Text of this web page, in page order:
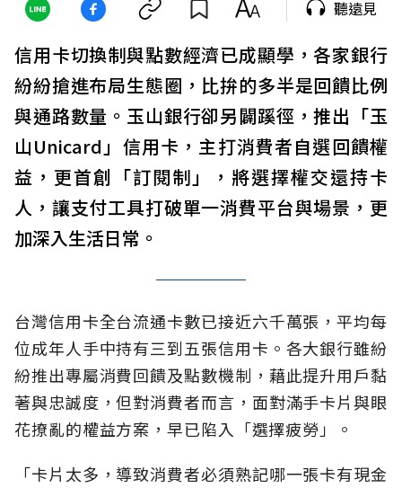
聽遠見
信用卡切換制與點數經濟已成顯學，各家銀行
紛紛搶進布局生態圈，比拚的多半是回饋比例
與通路數量。玉山銀行卻另闢蹊徑，推出「玉
山Unicard」信用卡，主打消費者自選回饋權
益，更首創「訂閱制」，將選擇權交還持卡
人，讓支付工具打破單一消費平台與場景，更
加深入生活日常。
台灣信用卡全台流通卡數已接近六千萬張，平均每
位成年人手中持有三到五張信用卡。各大銀行雖紛
紛推出專屬消費回饋及點數機制，藉此提升用戶黏
著與忠誠度，但對消費者而言，面對滿手卡片與眼
花撩亂的權益方案，早已陷入「選擇疲勞」。
「卡片太多，導致消費者必須熟記哪一張卡有現金